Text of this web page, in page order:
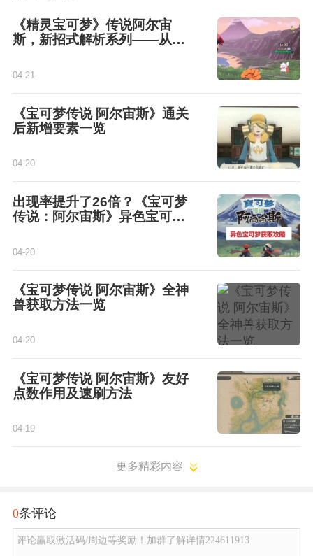
《精灵宝可梦》传说阿尔宙
斯，新招式解析系列——从克
04-21
《宝可梦传说 阿尔宙斯》通关
后新增要素一览
04-20
出现率提升了26倍？《宝可梦
传说：阿尔宙斯》异色宝可梦
04-20
《宝可梦传说 阿尔宙斯》全神
兽获取方法一览
04-20
《宝可梦传说 阿尔宙斯》友好
点数作用及速刷方法
04-19
更多精彩内容
0条评论
评论赢取激活码/周边等奖励！加群了解详情224611913